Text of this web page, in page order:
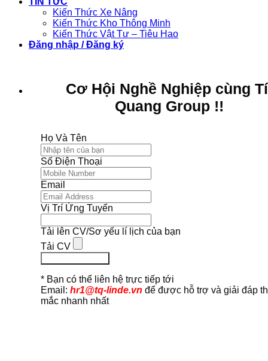
Kiến Thức Xe Nâng
Kiến Thức Kho Thông Minh
Kiến Thức Vật Tư – Tiêu Hao
Đăng nhập / Đăng ký
Cơ Hội Nghề Nghiệp cùng
Quang Group !!
Họ Và Tên
Số Điện Thoại
Email
Vị Trí Ứng Tuyển
Tải lên CV/Sơ yếu lí lịch của bạn
Tải CV
* Bạn có thể liên hệ trực tiếp tới
Email: hr1@tq-linde.vn để được hỗ trợ và giải đáp
mắc nhanh nhất